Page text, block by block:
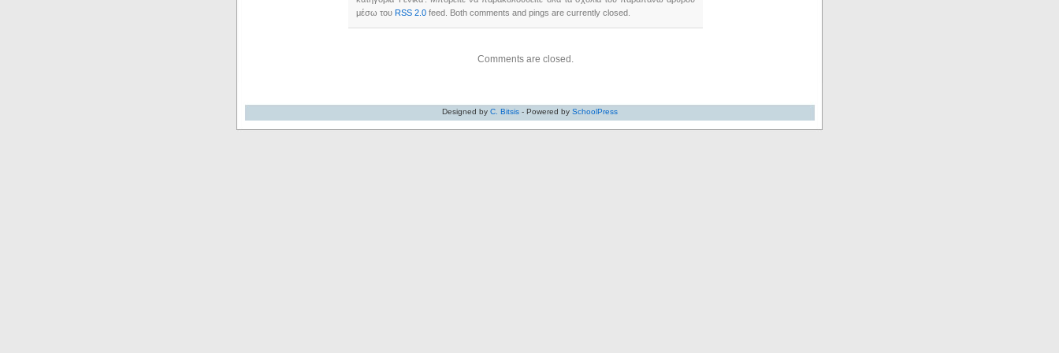
μέσω του RSS 2.0 feed. Both comments and pings are currently closed.
Comments are closed.
Designed by C. Bitsis- Powered by SchoolPress